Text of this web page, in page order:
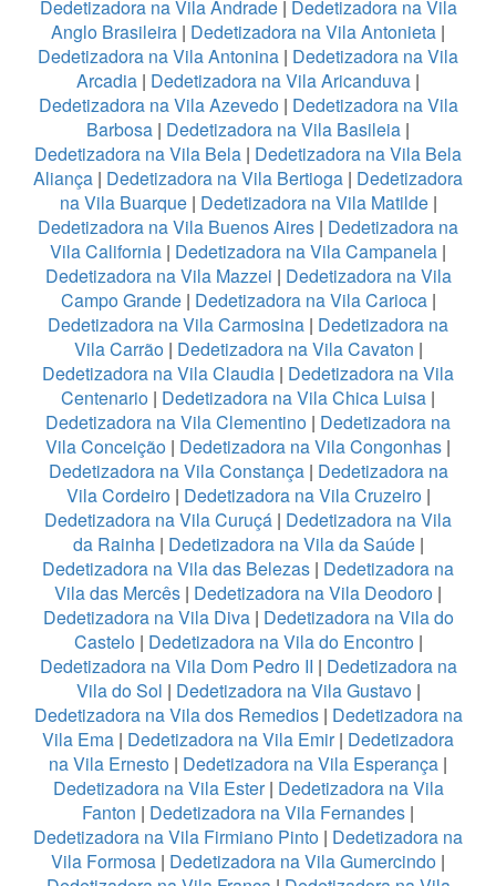
Dedetizadora na Vila Andrade| Dedetizadora na Vila
Anglo Brasileira | Dedetizadora na Vila Antonieta |
Dedetizadora na Vila Antonina | Dedetizadora na Vila
Arcadia | Dedetizadora na Vila Aricanduva |
Dedetizadora na Vila Azevedo| Dedetizadora na Vila
Barbosa | Dedetizadora na Vila Basileia |
Dedetizadora na Vila Bela | Dedetizadora na Vila Bela
Aliança | Dedetizadora na Vila Bertioga | Dedetizadora
na Vila Buarque| Dedetizadora na Vila Matilde|
Dedetizadora na Vila Buenos Aires | Dedetizadora na
Vila California | Dedetizadora na Vila Campanela |
Dedetizadora na Vila Mazzei | Dedetizadora na Vila
Campo Grande| Dedetizadora na Vila Carioca|
Dedetizadora na Vila Carmosina | Dedetizadora na
Vila Carrão| Dedetizadora na Vila Cavaton |
Dedetizadora na Vila Claudia | Dedetizadora na Vila
Centenario | Dedetizadora na Vila Chica Luisa |
Dedetizadora na Vila Clementino | Dedetizadora na
Vila Conceição | Dedetizadora na Vila Congonhas |
Dedetizadora na Vila Constança| Dedetizadora na
Vila Cordeiro| Dedetizadora na Vila Cruzeiro |
Dedetizadora na Vila Curuçá | Dedetizadora na Vila
da Rainha | Dedetizadora na Vila da Saúde|
Dedetizadora na Vila das Belezas | Dedetizadora na
Vila das Mercês | Dedetizadora na Vila Deodoro |
Dedetizadora na Vila Diva| Dedetizadora na Vila do
Castelo| Dedetizadora na Vila do Encontro|
Dedetizadora na Vila Dom Pedro II | Dedetizadora na
Vila do Sol | Dedetizadora na Vila Gustavo|
Dedetizadora na Vila dos Remedios| Dedetizadora na
Vila Ema | Dedetizadora na Vila Emir| Dedetizadora
na Vila Ernesto | Dedetizadora na Vila Esperança |
Dedetizadora na Vila Ester| Dedetizadora na Vila
Fanton | Dedetizadora na Vila Fernandes |
Dedetizadora na Vila Firmiano Pinto | Dedetizadora na
Vila Formosa | Dedetizadora na Vila Gumercindo |